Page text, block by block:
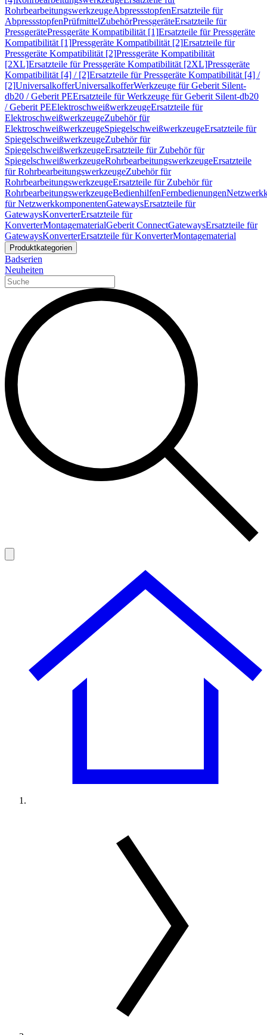
RohrbearbeitungswerkzeugeAbpressstopfenErsatzteile für
AbpressstopfenPrüfmittelZubehörPressgeräteErsatzteile für
PressgerätePressgeräte Kompatibilität [1]Ersatzteile für Pressgeräte
Kompatibilität [1]Pressgeräte Kompatibilität [2]Ersatzteile für
Pressgeräte Kompatibilität [2]Pressgeräte Kompatibilität
[2XL]Ersatzteile für Pressgeräte Kompatibilität [2XL]Pressgeräte
Kompatibilität [4] / [2]Ersatzteile für Pressgeräte Kompatibilität [4] /
[2]UniversalkofferUniversalkofferWerkzeuge für Geberit Silent-
db20 / Geberit PEErsatzteile für Werkzeuge für Geberit Silent-db20
/ Geberit PEElektroschweißwerkzeugeErsatzteile für
ElektroschweißwerkzeugeZubehör für
ElektroschweißwerkzeugeSpiegelschweißwerkzeugeErsatzteile für
SpiegelschweißwerkzeugeZubehör für
SpiegelschweißwerkzeugeErsatzteile für Zubehör für
SpiegelschweißwerkzeugeRohrbearbeitungswerkzeugeErsatzteile
für RohrbearbeitungswerkzeugeZubehör für
RohrbearbeitungswerkzeugeErsatzteile für Zubehör für
RohrbearbeitungswerkzeugeBedienhilfenFernbedienungen
für NetzwerkkomponentenGatewaysErsatzteile für
GatewaysKonverterErsatzteile für
KonverterMontagematerialGeberit ConnectGatewaysErsatzteile für
GatewaysKonverterErsatzteile für KonverterMontagematerial
Produktkategorien
Badserien
Neuheiten